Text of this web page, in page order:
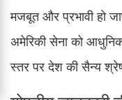
मजबूत और प्रभावी हो
अमेरिकी सेना को
स्तर पर देश की सैन्य